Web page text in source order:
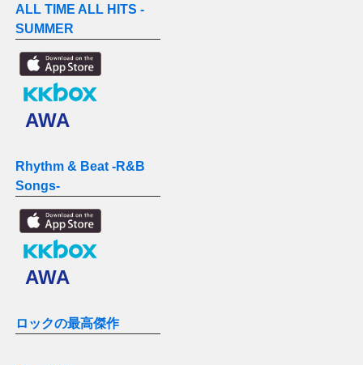
ALL TIME ALL HITS -
SUMMER
AWA
Rhythm & Beat -R&B
Songs-
AWA
ロックの最高傑作